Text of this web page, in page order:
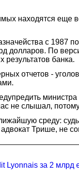
находятся еще
с 1987
долларов. По
банка.
отчетов -
не слышал,
среду:
Трише, не
Lyonnais за 2 млрд